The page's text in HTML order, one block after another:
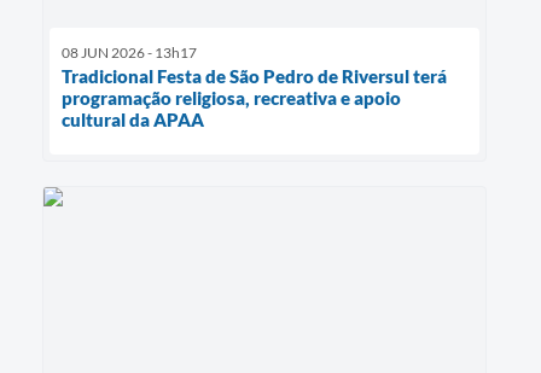
08 JUN 2026 - 13h17
Tradicional Festa de São Pedro de Riversul terá
programação religiosa, recreativa e apoio
cultural da APAA